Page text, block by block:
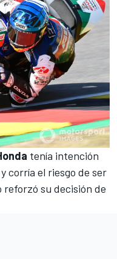
tenía intención
corría el riesgo de ser
reforzó su decisión de